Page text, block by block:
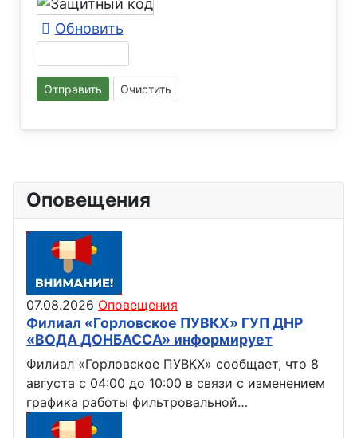
Обновить
Отправить Очистить
Оповещения
07.08.2026 Оповещения
Филиал «Горловское ПУВКХ» ГУП ДНР
«ВОДА ДОНБАССА» информирует
Филиал «Горловское ПУВКХ» сообщает, что 8
августа с 04:00 до 10:00 в связи с изменением
графика работы фильтровальной…